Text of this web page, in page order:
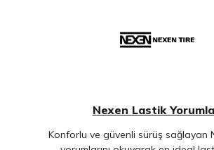
Nexen Lastik
Konforlu ve güvenli sürüş sağlayan